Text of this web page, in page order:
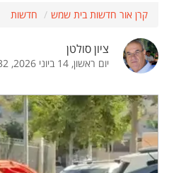
קרן אור חדשות בית שמש חדשות
ציון סולטן
יום ראשון, 14 ביוני 2026, 03:32